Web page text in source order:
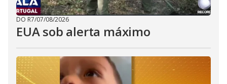
DO R7/07/08/2026
EUA sob alerta máximo